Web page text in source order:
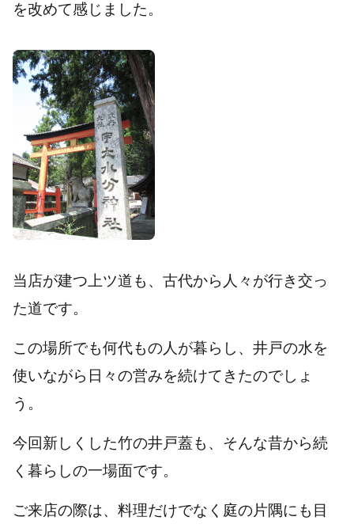
を改めて感じました。
当店が建つ上ツ道も、古代から人々が行き交っ
た道です。
この場所でも何代もの人が暮らし、井戸の水を
使いながら日々の営みを続けてきたのでしょ
う。
今回新しくした竹の井戸蓋も、そんな昔から続
く暮らしの一場面です。
ご来店の際は、料理だけでなく庭の片隅にも目